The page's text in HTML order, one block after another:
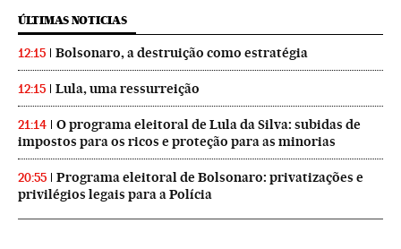
ÚLTIMAS NOTICIAS
12:15 Bolsonaro, a destruição como estratégia
12:15 Lula, uma ressurreição
21:14
O programa eleitoral de Lula da Silva: subidas de
impostos para os ricos e proteção para as minorias
20:55
Programa eleitoral de Bolsonaro: privatizações e
privilégios legais para a Polícia